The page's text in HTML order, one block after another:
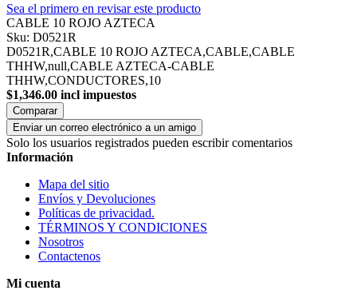
Sea el primero en revisar este producto
CABLE 10 ROJO AZTECA
Sku: D0521R
D0521R,CABLE 10 ROJO AZTECA,CABLE,CABLE
THHW,null,CABLE AZTECA-CABLE
THHW,CONDUCTORES,10
$1,346.00 incl impuestos
Comparar
Enviar un correo electrónico a un amigo
Solo los usuarios registrados pueden escribir comentarios
Información
Mapa del sitio
Envíos y Devoluciones
Políticas de privacidad.
TÉRMINOS Y CONDICIONES
Nosotros
Contactenos
Mi cuenta